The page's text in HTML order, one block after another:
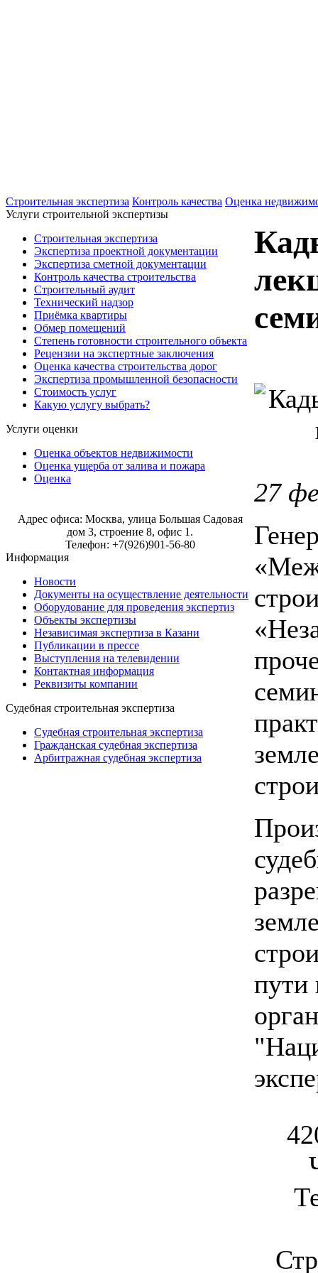
Строительная экспертиза Контроль качества Оценка
Услуги строительной экспертизы
Строительная экспертиза
Экспертиза проектной документации
Экспертиза сметной документации
Контроль качества строительства
Строительный аудит
Технический надзор
Приёмка квартиры
Обмер помещений
Степень готовности строительного объекта
Рецензии на экспертные заключения
Оценка качества строительства дорог
Экспертиза промышленной безопасности
Стоимость услуг
Какую услугу выбрать?
Услуги оценки
Оценка объектов недвижимости
Оценка ущерба от залива и пожара
Оценка
Адрес офиса: Москва, улица Большая Садовая
дом 3, строение 8, офис 1.
Телефон: +7(926)901-56-80
Информация
Новости
Документы на осуществление деятельности
Оборудование для проведения экспертиз
Объекты экспертизы
Независимая экспертиза в Казани
Публикации в прессе
Выступления на телевидении
Контактная информация
Реквизиты компании
Судебная строительная экспертиза
Судебная строительная экспертиза
Гражданская судебная экспертиза
Арбитражная судебная экспертиза
27
пути